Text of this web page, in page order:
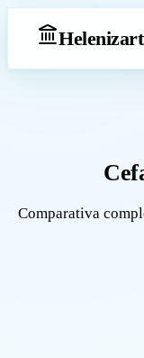
Heleniz
Comparativa